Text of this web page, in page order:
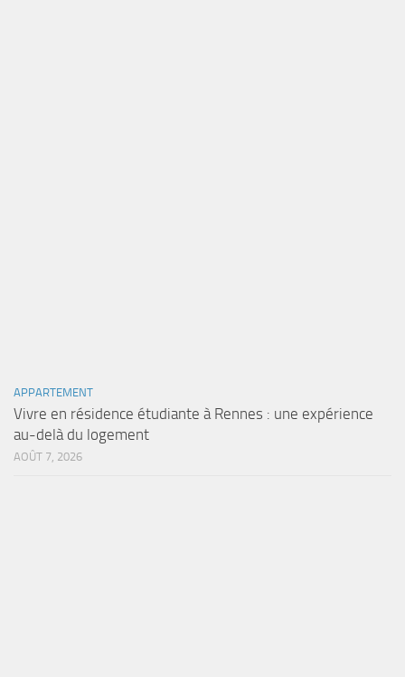
APPARTEMENT
Vivre en résidence étudiante à Rennes : une expérience
au-delà du logement
AOÛT 7, 2026